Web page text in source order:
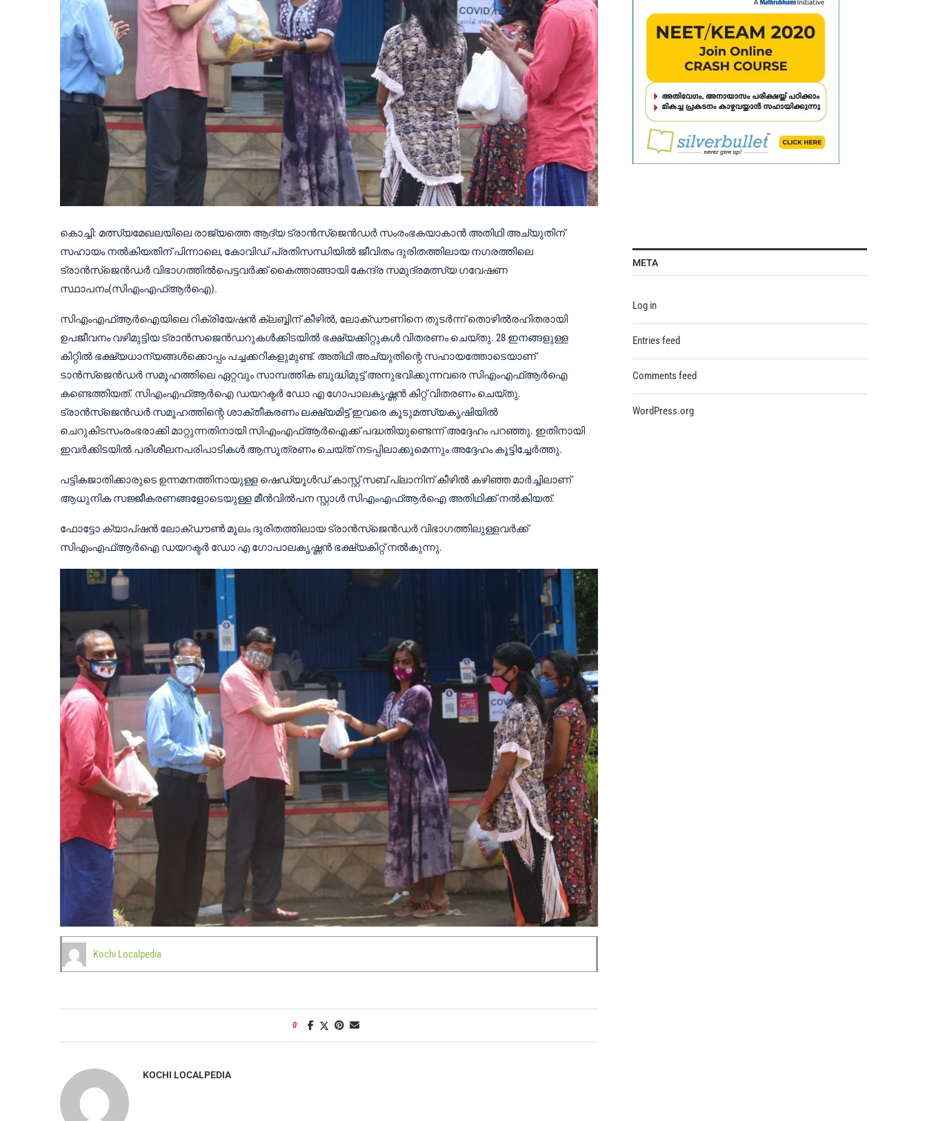
കൊച്ചി: മത്സ്യമേഖലയിലെ രാജ്യത്തെ ആദ്യ ട്രാൻസ്‌ജെൻഡർ സംരംഭകയാകാൻ അതിഥി അച്യുതിന്
സഹായം നൽകിയതിന് പിന്നാലെ, കോവിഡ് പ്രതിസന്ധിയിൽ ജീവിതം ദുരിതത്തിലായ നഗരത്തിലെ
ട്രാൻസ്‌ജെൻഡർ വിഭാഗത്തിൽപെട്ടവർക്ക് കൈത്താങ്ങായി കേന്ദ്ര സമുദ്രമത്സ്യ ഗവേഷണ
സ്ഥാപനം(സിഎംഎഫ്ആർഐ).
സിഎംഎഫ്ആർഐയിലെ റിക്രിയേഷൻ ക്ലബ്ബിന് കീഴിൽ, ലോക്ഡൗണിനെ തുടർന്ന് തൊഴിൽരഹിതരായി
ഉപജീവനം വഴിമുട്ടിയ ട്രാൻസജെൻഡറുകൾക്കിടയിൽ ഭക്ഷ്യക്കിറ്റുകൾ വിതരണം ചെയ്തു. 28 ഇനങ്ങളുള്ള
കിറ്റിൽ ഭക്ഷ്യധാന്യങ്ങൾക്കൊപ്പം പച്ചക്കറികളുമുണ്ട്. അതിഥി അച്യുതിന്റെ സഹായത്തോടെയാണ്
ടാൻസ്‌ജെൻഡർ സമൂഹത്തിലെ ഏറ്റവും സാമ്പത്തിക ബുദ്ധിമുട്ട് അനുഭവിക്കുന്നവരെ സിഎംഎഫ്ആർഐ
കണ്ടെത്തിയത്. സിഎംഎഫ്ആർഐ ഡയറക്ടർ ഡോ എ ഗോപാലകൃഷ്ണൻ കിറ്റ് വിതരണം ചെയ്തു.
ട്രാൻസ്ജെൻഡർ സമൂഹത്തിന്റെ ശാക്തീകരണം ലക്ഷ്യമിട്ട് ഇവരെ കൂടുമത്സ്യകൃഷിയിൽ
ചെറുകിടസംരംഭരാക്കി മാറ്റുന്നതിനായി സിഎംഎഫ്ആർഐക്ക് പദ്ധതിയുണ്ടെന്ന് അദ്ദേഹം പറഞ്ഞു. ഇതിനായി
ഇവർക്കിടയിൽ പരിശീലനപരിപാടികൾ ആസൂത്രണം ചെയ്ത് നടപ്പിലാക്കുമെന്നും അദ്ദേഹം കൂട്ടിച്ചേർത്തു.
പട്ടികജാതിക്കാരുടെ ഉന്നമനത്തിനായുള്ള ഷെഡ്യൂൾഡ് കാസ്റ്റ് സബ് പ്ലാനിന് കീഴിൽ കഴിഞ്ഞ മാർച്ചിലാണ്
ആധുനിക സജ്ജീകരണങ്ങളോടെയുള്ള മീൻവിൽപന സ്റ്റാൾ സിഎംഎഫ്ആർഐ അതിഥിക്ക് നൽകിയത്.
ഫോട്ടോ ക്യാപ്ഷൻ ലോക്ഡൗൺ മൂലം ദുരിതത്തിലായ ട്രാൻസ്‌ജെൻഡർ വിഭാഗത്തിലുള്ളവർക്ക്
സിഎംഎഫ്ആർഐ ഡയറക്ടർ ഡോ എ ഗോപാലകൃഷ്ണൻ ഭക്ഷ്യകിറ്റ് നൽകുന്നു.
Kochi Localpedia
0
KOCHI LOCALPEDIA
META
Log in
Entries feed
Comments feed
WordPress.org